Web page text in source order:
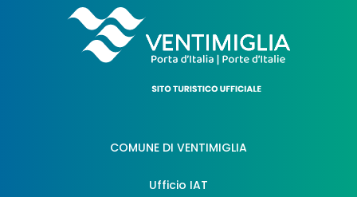
COMUNE DI VENTIMIGLIA
Ufficio IAT